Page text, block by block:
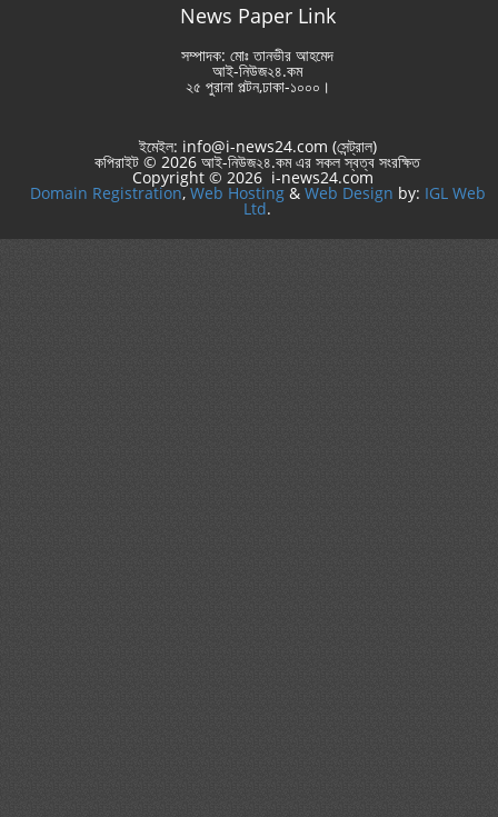
News Paper Link
সম্পাদক: মোঃ তানভীর আহমেদ
আই-নিউজ২৪.কম
২৫ পুরানা পল্টন,ঢাকা-১০০০।
ইমেইল: info@i-news24.com (সেন্ট্রাল)
কপিরাইট © 2026 আই-নিউজ২৪.কম এর সকল স্বত্ব সংরক্ষিত
Copyright © 2026 i-news24.com
Domain Registration,Web Hosting& Web Design by: IGL Web
Ltd.